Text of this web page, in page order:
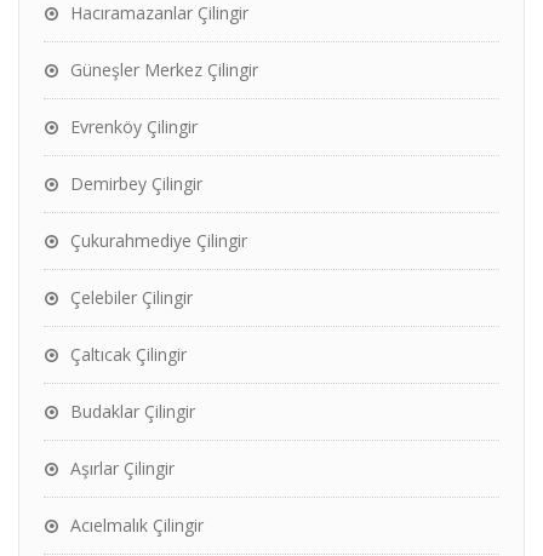
Hacıramazanlar Çilingir
Güneşler Merkez Çilingir
Evrenköy Çilingir
Demirbey Çilingir
Çukurahmediye Çilingir
Çelebiler Çilingir
Çaltıcak Çilingir
Budaklar Çilingir
Aşırlar Çilingir
Acıelmalık Çilingir